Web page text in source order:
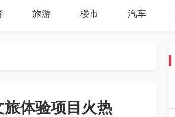
旅游 楼市 汽车
旅体验项目火热